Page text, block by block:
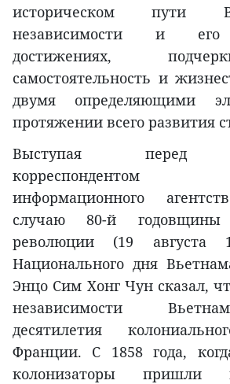
историческом пути
независимости и его
достижениях,
самостоятельность и
двумя определяющими
протяжении всего развития
Выступая перед
корреспондентом
информационного
случаю 80-й годовщины
революции (19 августа
Национального дня
Энцо Сим Хонг Чун сказал,
независимости
десятилетия
Франции. С 1858 года,
колонизаторы пришли